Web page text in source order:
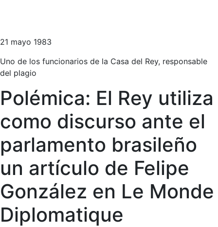
21 mayo 1983
Uno de los funcionarios de la Casa del Rey, responsable
del plagio
Polémica: El Rey utiliza
como discurso ante el
parlamento brasileño
un artículo de Felipe
González en Le Monde
Diplomatique